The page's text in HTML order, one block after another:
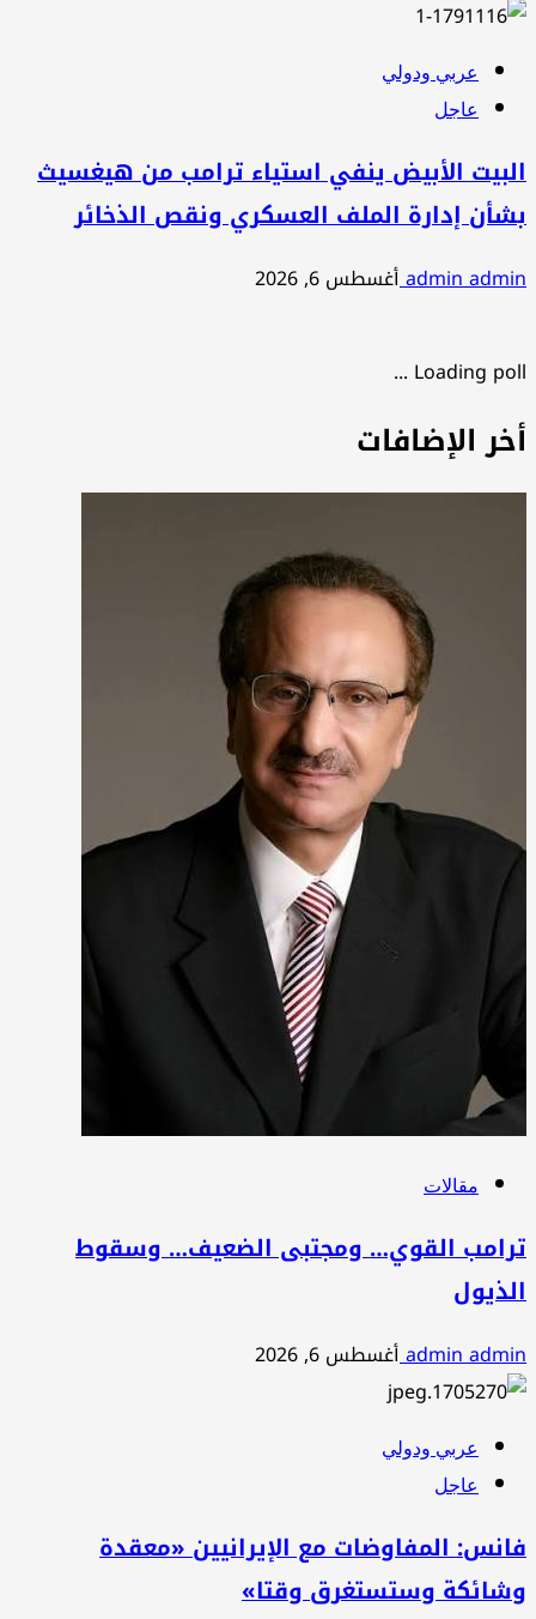
عربي ودولي
عاجل
البيت الأبيض ينفي استياء ترامب من هيغسيث
بشأن إدارة الملف العسكري ونقص الذخائر
admin adminأغسطس 6, 2026
Loading poll ...
أخر الإضافات
مقالات
ترامب القوي… ومجتبى الضعيف… وسقوط
الذيول
admin adminأغسطس 6, 2026
عربي ودولي
عاجل
فانس: المفاوضات مع الإيرانيين «معقدة
وشائكة وستستغرق وقتا»